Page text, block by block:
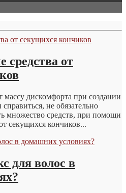
от
дискомфорта при создании
не обязательно
множество средств, при помощи
секущихся кончиков...
для волос в